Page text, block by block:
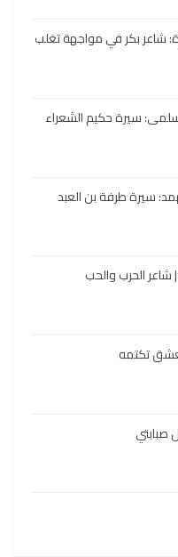
شاعر بكر في مواجهة تغلب
سيرة حكيم الشعراء
سيرة طرفة بن العبد
الحرب والحب
تكتمه
صبابتي